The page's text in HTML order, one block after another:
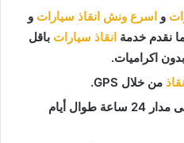
و اسرع ونش انقاذ سيارات و
نقدم خدمة انقاذ سيارات باقل
اكراميات.
من خلال GPS.
على مدار 24 ساعة طوال أيام